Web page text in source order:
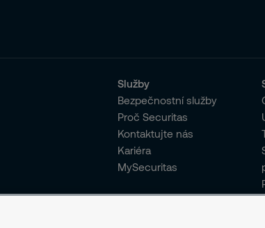
Služby
Bezpečnostní služby
Proč Securitas
Kontaktujte nás
Kariéra
MySecuritas